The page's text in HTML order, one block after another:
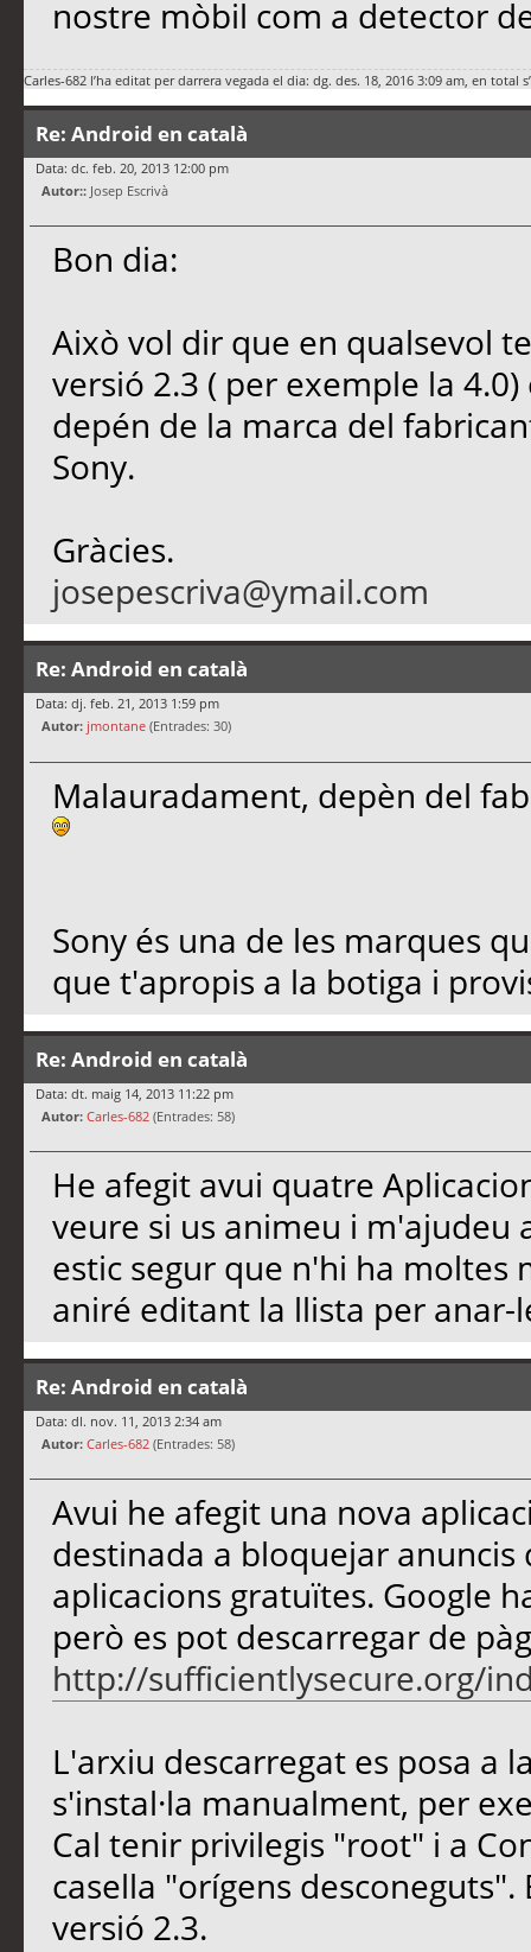
nostre mòbil com a detector
Carles-682 l’ha editat per darrera vegada el dia: dg. des. 18, 2016 3:09 am, en total
Re: Android en català
Data: dc. feb. 20, 2013 12:00 pm
Autor:: Josep Escrivà
Bon dia:
Això vol dir que en qualsevol
versió 2.3 ( per exemple la
depén de la marca del
Sony.
Gràcies.
josepescriva@ymail.com
Re: Android en català
Data: dj. feb. 21, 2013 1:59 pm
Autor: jmontane (Entrades: 30)
Malauradament, depèn del
Sony és una de les marques
que t'apropis a la botiga i
Re: Android en català
Data: dt. maig 14, 2013 11:22 pm
Autor: Carles-682 (Entrades: 58)
He afegit avui quatre
veure si us animeu i
estic segur que n'hi ha moltes
aniré editant la llista per anar-
Re: Android en català
Data: dl. nov. 11, 2013 2:34 am
Autor: Carles-682 (Entrades: 58)
Avui he afegit una nova
destinada a bloquejar
aplicacions gratuïtes. Google
però es pot descarregar de
http://sufficientlysecure.org/
L'arxiu descarregat es posa a
s'instal·la manualment, per
Cal tenir privilegis "root" i a
casella "orígens
versió 2.3.